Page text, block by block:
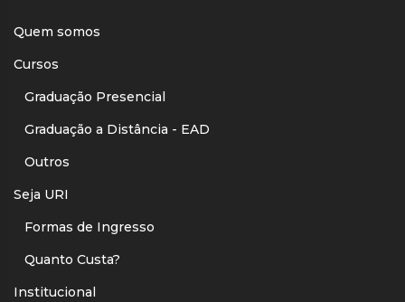
Quem somos
Cursos
Graduação Presencial
Graduação a Distância - EAD
Outros
Seja URI
Formas de Ingresso
Quanto Custa?
Institucional